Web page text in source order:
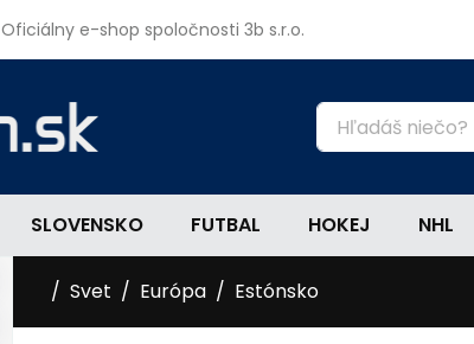
Oficiálny e-shop spoločnosti 3b s.r.o.
SLOVENSKO FUTBAL HOKEJ NHL
Svet Európa Estónsko